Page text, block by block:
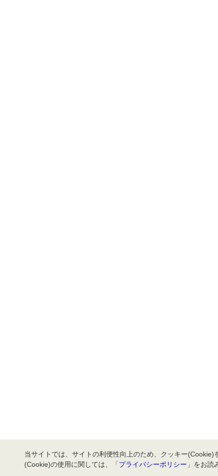
当サイトでは、サイトの利便性向上のため、クッキー
(Cookie)の使用に関しては、「プライバシーポリシー 」をお読